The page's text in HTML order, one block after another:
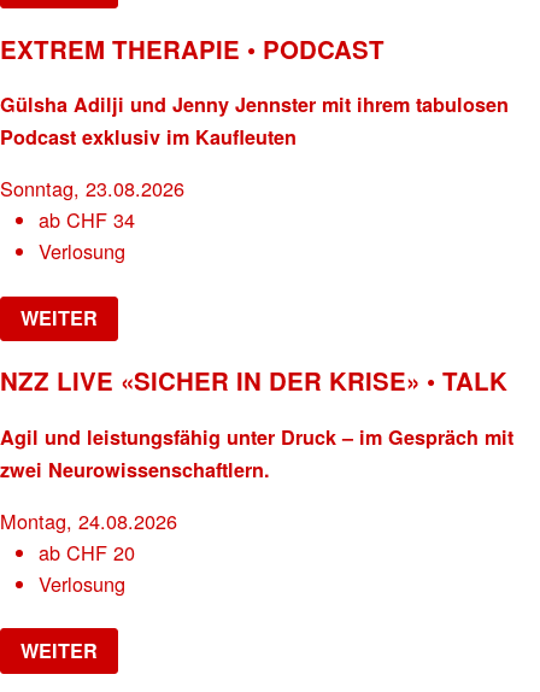
EXTREM THERAPIE • PODCAST
Gülsha Adilji und Jenny Jennster mit ihrem tabulosen
Podcast exklusiv im Kaufleuten
Sonntag, 23.08.2026
abCHF 34
Verlosung
WEITER
NZZ LIVE «SICHER IN DER KRISE» • TALK
Agil und leistungsfähig unter Druck – im Gespräch mit
zwei Neurowissenschaftlern.
Montag, 24.08.2026
abCHF 20
Verlosung
WEITER